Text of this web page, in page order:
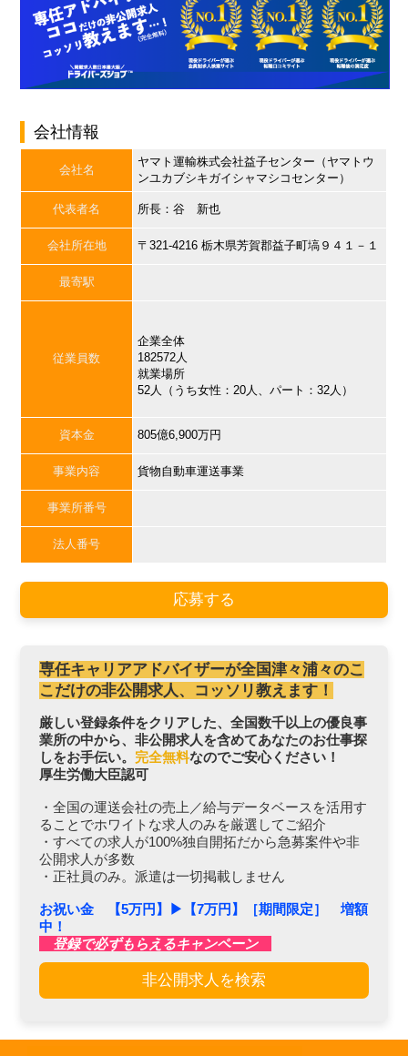
会社情報
会社名
ヤマト運輸株式会社益子センター（ヤマトウ
ンユカブシキガイシャマシコセンター）
代表者名 所長：谷 新也
会社所在地 〒321-4216 栃木県芳賀郡益子町塙９４１－１
最寄駅
従業員数
企業全体
182572人
就業場所
52人（うち女性：20人、パート：32人）
資本金 805億6,900万円
事業内容 貨物自動車運送事業
事業所番号
法人番号
応募する
専任キャリアアドバイザーが全国津々浦々のこ
こだけの非公開求人、コッソリ教えます！
厳しい登録条件をクリアした、全国数千以上の優良事
業所の中から、非公開求人を含めてあなたのお仕事探
しをお手伝い。 完全無料なのでご安心ください！
厚生労働大臣認可
・全国の運送会社の売上／給与データベースを活用す
ることでホワイトな求人のみを厳選してご紹介
・すべての求人が100%独自開拓だから急募案件や非
公開求人が多数
・正社員のみ。派遣は一切掲載しません
お祝い金 【5万円】▶︎【7万円】［期間限定］ 増額
中！
登録で必ずもらえるキャンペーン
非公開求人を検索